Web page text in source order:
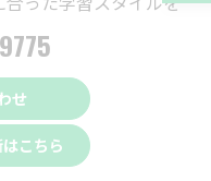
校生活でも効率よく
方法
を活用して長期的な
せ
こちら